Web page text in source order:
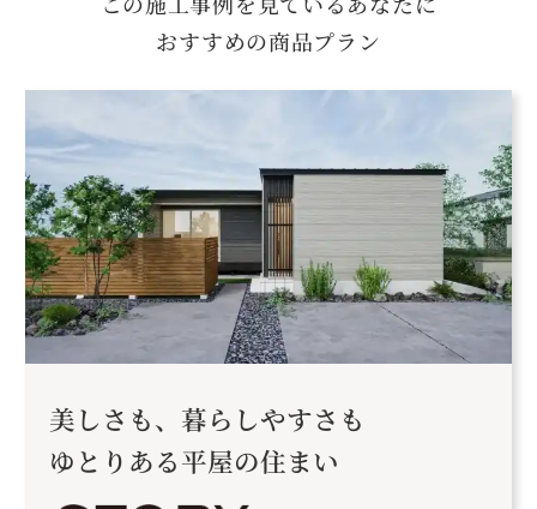
おすすめの商品プラン
美しさも、暮らしやすさも
ゆとりある平屋の住まい